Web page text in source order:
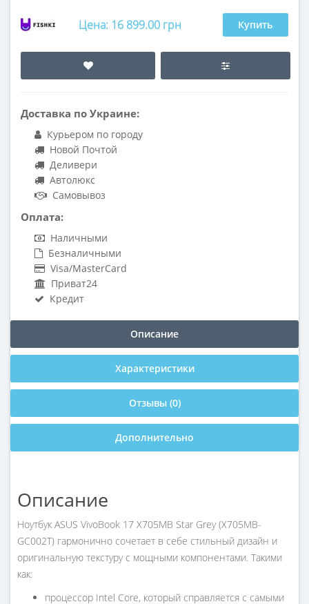
Цена: 16 899.00 грн Купить
Доставка по Украине:
Курьером по городу
Новой Почтой
Деливери
Автолюкс
Самовывоз
Оплата:
Наличными
Безналичными
Visa/MasterCard
Приват24
Кредит
Описание
Характеристики
Отзывы (0)
Дополнительно
Описание
Ноутбук ASUS VivoBook 17 X705MB Star Grey (X705MB-
GC002T) гармонично сочетает в себе стильный дизайн и
оригинальную текстуру с мощными компонентами. Такими
как:
процессор Intel Core, который справляется с самыми